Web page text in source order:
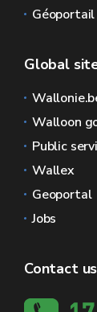
Géoportail
Global
Walloon
Public
Wallex
Geoportal
Jobs
Contact us